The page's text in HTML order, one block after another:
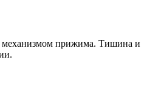
механизмом прижима. Тишина и